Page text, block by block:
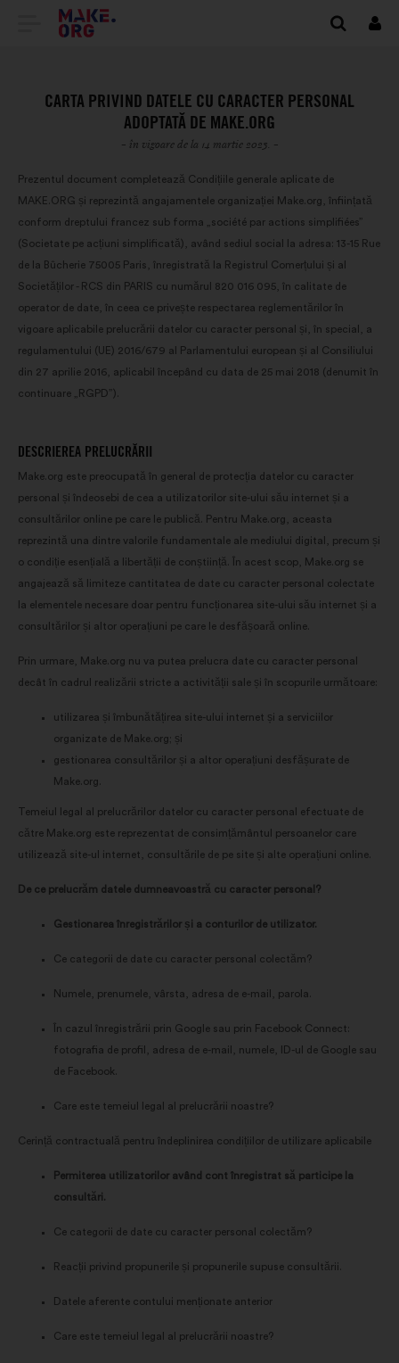
DIRECȚIONARE
PRIMA
PAGINĂ
SITE-
ULUI
MAKE.ORG
CARTA PRIVIND DATELE CU CARACTER PERSONAL
ADOPTATĂ DE MAKE.ORG
- în vigoare de la 14 martie 2023. -
Prezentul document completează Condițiile generale aplicate de
MAKE.ORG și reprezintă angajamentele organizației Make.org, înființată
conform dreptului francez sub forma „société par actions simplifiées”
(Societate pe acțiuni simplificată), având sediul social la adresa: 13-15 Rue
de la Bûcherie 75005 Paris, înregistrată la Registrul Comerțului și al
Societăților - RCS din PARIS cu numărul 820 016 095, în calitate de
operator de date, în ceea ce privește respectarea reglementărilor în
vigoare aplicabile prelucrării datelor cu caracter personal și, în special, a
regulamentului (UE) 2016/679 al Parlamentului european și al Consiliului
din 27 aprilie 2016, aplicabil începând cu data de 25 mai 2018 (denumit în
continuare „RGPD”).
DESCRIEREA PRELUCRĂRII
Make.org este preocupată în general de protecția datelor cu caracter
personal și îndeosebi de cea a utilizatorilor site-ului său internet și a
consultărilor online pe care le publică. Pentru Make.org, aceasta
reprezintă una dintre valorile fundamentale ale mediului digital, precum și
o condiție esențială a libertății de conștiință. În acest scop, Make.org se
angajează să limiteze cantitatea de date cu caracter personal colectate
la elementele necesare doar pentru funcționarea site-ului său internet și a
consultărilor și altor operațiuni pe care le desfășoară online.
Prin urmare, Make.org nu va putea prelucra date cu caracter personal
decât în cadrul realizării stricte a activității sale și în scopurile următoare:
utilizarea și îmbunătățirea site-ului internet și a serviciilor
organizate de Make.org; și
gestionarea consultărilor și a altor operațiuni desfășurate de
Make.org.
Temeiul legal al prelucrărilor datelor cu caracter personal efectuate de
către Make.org este reprezentat de consimțământul persoanelor care
utilizează site-ul internet, consultările de pe site și alte operațiuni online.
De ce prelucrăm datele dumneavoastră cu caracter personal?
Gestionarea înregistrărilor și a conturilor de utilizator.
Ce categorii de date cu caracter personal colectăm?
Numele, prenumele, vârsta, adresa de e-mail, parola.
În cazul înregistrării prin Google sau prin Facebook Connect:
fotografia de profil, adresa de e-mail, numele, ID-ul de Google sau
de Facebook.
Care este temeiul legal al prelucrării noastre?
Cerință contractuală pentru îndeplinirea condițiilor de utilizare aplicabile
Permiterea utilizatorilor având cont înregistrat să participe la
consultări.
Ce categorii de date cu caracter personal colectăm?
Reacții privind propunerile și propunerile supuse consultării.
Datele aferente contului menționate anterior
Care este temeiul legal al prelucrării noastre?